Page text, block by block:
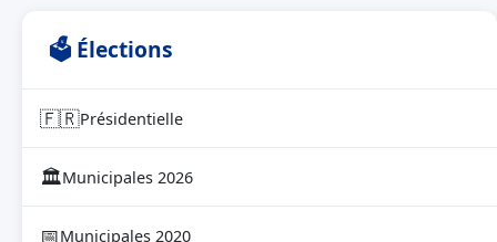
🗳 Élections
🇫🇷Présidentielle
🏛Municipales 2026
📅Municipales 2020